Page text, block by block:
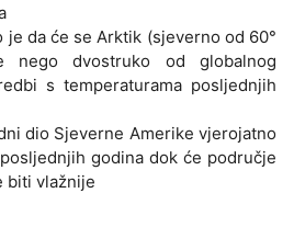
je da će se Arktik (sjeverno od 60°
nego dvostruko od globalnog
s temperaturama posljednjih
dio Sjeverne Amerike vjerojatno
godina dok će područje
biti vlažnije